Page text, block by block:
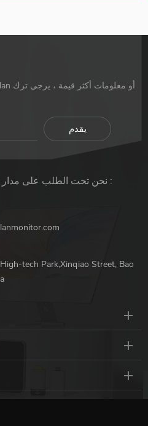
نحن تحت الطلب على مدار الساعة طوال أيام الأسبوع :
tech Park,Xinqiao Street, Bao